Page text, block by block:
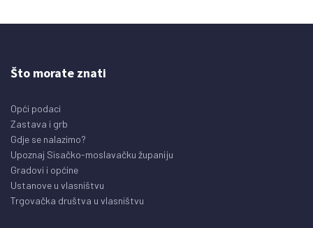
Što morate znati
Opći podaci
Zastava i grb
Gdje se nalazimo?
Upoznaj Sisačko-moslavačku županiju
Gradovi i općine
Ustanove u vlasništvu
Trgovačka društva u vlasništvu